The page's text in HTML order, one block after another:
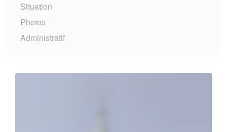
Situation
Photos
Administratif